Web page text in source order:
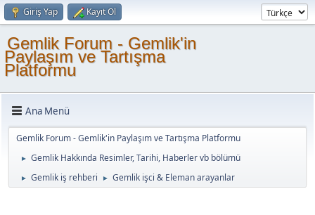
Giriş Yap Kayıt Ol
Gemlik Forum - Gemlik'in
Paylaşım ve Tartışma
Platformu
Ana Menü
Gemlik Forum - Gemlik'in Paylaşım ve Tartışma Platformu
► Gemlik Hakkında Resimler, Tarihi, Haberler vb bölümü
► Gemlik iş rehberi ► Gemlik işci & Eleman arayanlar